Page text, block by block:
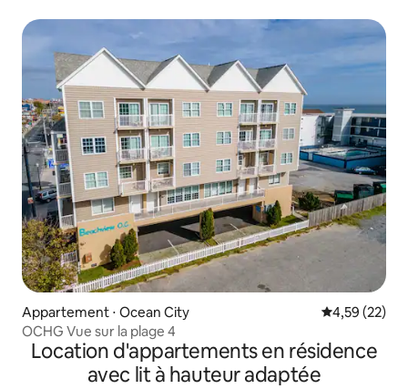
Appartement ⋅ Ocean City Évaluation
4,59 (22)
OCHG Vue sur la plage 4
Location d'appartements en résidence
avec lit à hauteur adaptée